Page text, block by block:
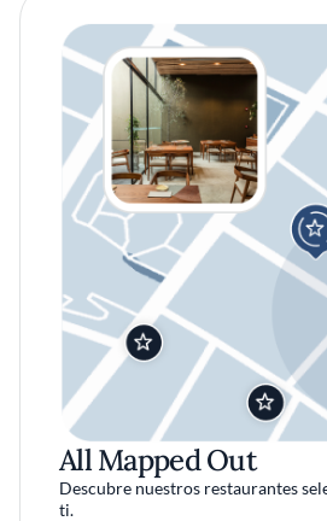
All Mapped Out
Descubre nuestros restaurantes
ti.